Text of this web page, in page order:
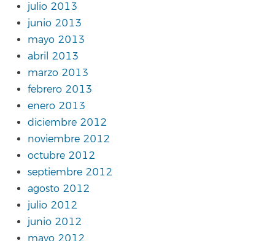
julio 2013
junio 2013
mayo 2013
abril 2013
marzo 2013
febrero 2013
enero 2013
diciembre 2012
noviembre 2012
octubre 2012
septiembre 2012
agosto 2012
julio 2012
junio 2012